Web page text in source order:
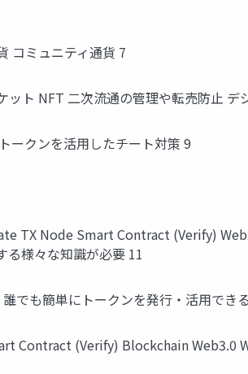
コミュニティ通貨 7
ト NFT 二次流通の管理や転売防止 デ
ークンを活用したチート対策 9
TX Node Smart Contract (Verify)
様々な知識が必要 11
でも簡単にトークンを発行・活用でき
Contract (Verify) Blockchain Web3.0